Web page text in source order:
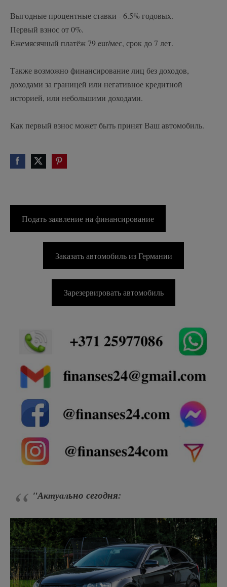
Подать заявление на финансирование
Заказать автомобиль из Германии
Зарезервировать автомобиль
"Актуально сегодня:
Выгодные процентные ставки - 6.5% годовых.
Первый взнос от 0%.
Ежемясячный платёж 79 eur/мес, срок до 7 лет.
Также возможно финансирование лиц без доходов,
доходами за границей или негативное кредитной
историей, или небольшими доходами.
Как первый взнос может быть принят Ваш автомобиль.